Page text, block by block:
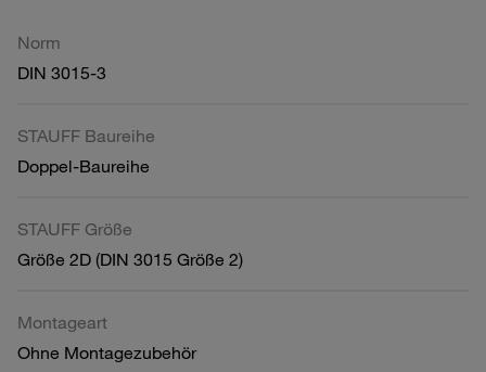
Norm
DIN 3015-3
STAUFF Baureihe
Doppel-Baureihe
STAUFF Größe
Größe 2D (DIN 3015 Größe 2)
Montageart
Ohne Montagezubehör